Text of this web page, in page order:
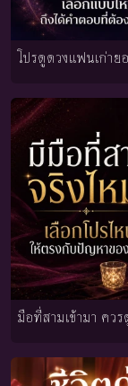
โปรดูดวงแฟนเก่าย
มือที่สามเข้ามา คว